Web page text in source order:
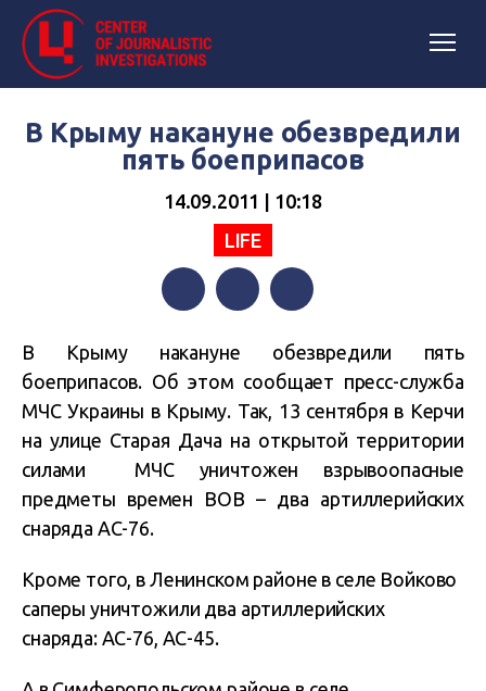
В Крыму накануне обезвредили
пять боеприпасов
14.09.2011 | 10:18
LIFE
В Крыму накануне обезвредили пять
боеприпасов. Об этом сообщает пресс-служба
МЧС Украины в Крыму. Так, 13 сентября в Керчи
на улице Старая Дача на открытой территории
силами МЧС уничтожен взрывоопасные
предметы времен ВОВ – два артиллерийских
снаряда АС-76.
Кроме того, в Ленинском районе в селе Войково
саперы уничтожили два артиллерийских
снаряда: АС-76, АС-45.